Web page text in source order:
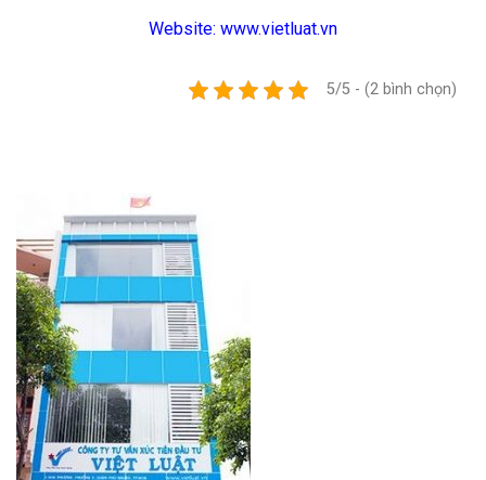
Website: www.vietluat.vn
5/5 - (2 bình chọn)